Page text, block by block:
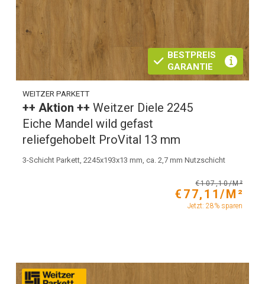
BESTPREIS
GARANTIE
WEITZER PARKETT
++ Aktion ++Weitzer Diele 2245
Eiche Mandel wild gefast
reliefgehobelt ProVital 13 mm
3-Schicht Parkett, 2245x193x13 mm, ca. 2,7 mm Nutzschicht
€107,10/M²
€77,11/M²
Jetzt: 28% sparen